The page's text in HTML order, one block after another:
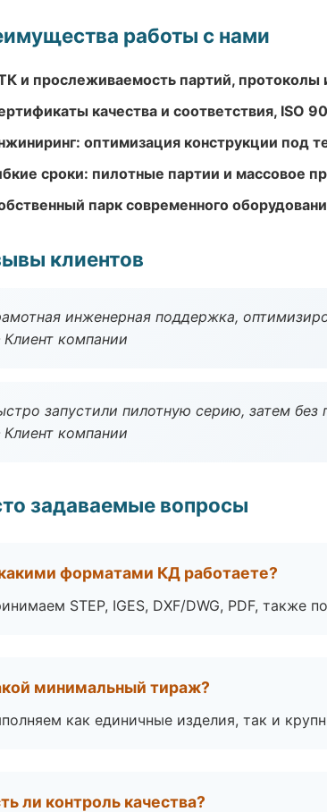
работы с нами
и прослеживаемость партий, протоколы
качества и соответствия, ISO
оптимизация конструкции под
сроки: пилотные партии и массовое
парк современного
клиентов
инженерная поддержка,
компании
запустили пилотную серию, затем
компании
задаваемые вопросы
форматами КД работаете?
STEP, IGES, DXF/DWG, PDF, также
минимальный тираж?
как единичные изделия, так и
ли контроль качества?